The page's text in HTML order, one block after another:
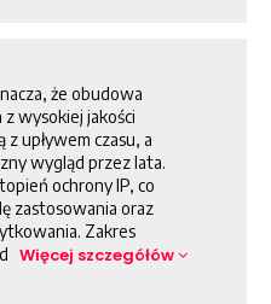
że obudowa
wysokiej jakości
z upływem czasu, a
wygląd przez lata.
ochrony IP, co
zastosowania oraz
Zakres
Więcej szczegółów